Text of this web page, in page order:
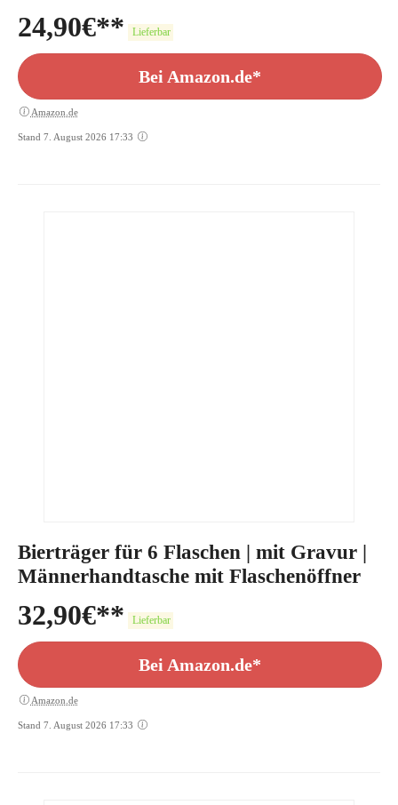
24,90€ Lieferbar
Bei Amazon.de*
Amazon.de
Stand 7. August 2026 17:33
Bierträger für 6 Flaschen | mit Gravur |
Männerhandtasche mit Flaschenöffner
32,90€ Lieferbar
Bei Amazon.de*
Amazon.de
Stand 7. August 2026 17:33